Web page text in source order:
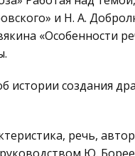
и Н. А.
«Особенности
истории создания
речь,